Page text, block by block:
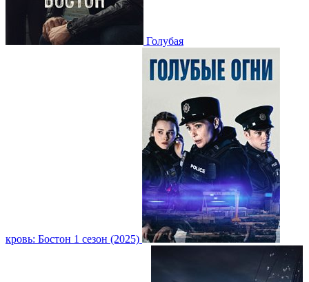
Голубая
кровь: Бостон 1 сезон (2025)